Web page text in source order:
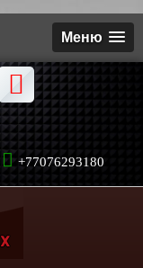
Меню
+77076293180